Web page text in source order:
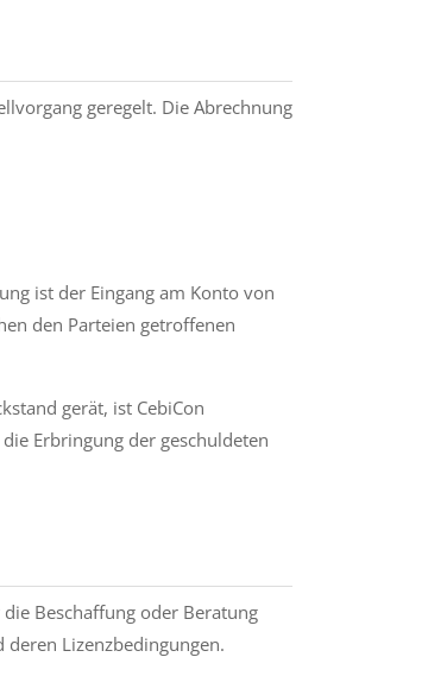
geregelt. Die Abrechnung
ist der Eingang am Konto von
den Parteien getroffenen
gerät, ist CebiCon
Erbringung der geschuldeten
Beschaffung oder Beratung
Lizenzbedingungen.